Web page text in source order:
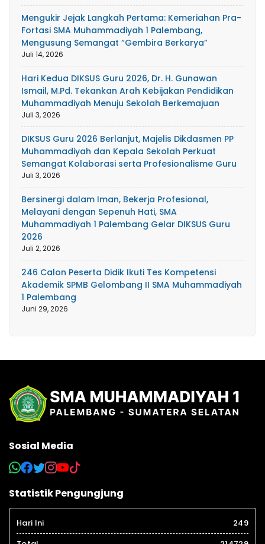
Mengukir Jejak Langkah Pertama: Kemeriahan Pra-
Fortasi SMA Muhammadiyah 1 Palembang,
Mengusung Semangat “Gembira Berkarya”
Juli 14, 2026
Hari Kedua DIKSUS Guru 2026, Dr. H. Gunawan
Ismail, M.Pd. Tekankan Arah Kebijakan Pendidikan
Muhammadiyah Menuju Sekolah Berkemajuan
Juli 3, 2026
DIKSUS Guru 2026 Berlanjut, Majelis Dikdasmen PP
Muhammadiyah dan Kepala Sekolah Perkuat
Semangat Kolaborasi serta Profesionalisme Guru
Juli 3, 2026
Bersinergi dalam Iman, Bekerja Profesional,
Melayani dengan Sepenuh Hati, SMA
Muhammadiyah 1 Palembang Gelar DIKSUS Guru
2026
Juli 2, 2026
246 Calon Peserta Didik Ikuti Tes Kompetensi
Akademik SPMB Gelombang II SMA Muhammadiyah
1 Palembang
Juni 29, 2026
Sosial Media
Statistik Pengungjung
Hari Ini
249